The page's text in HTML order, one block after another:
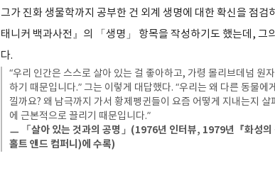
그가 진화 생물학까지 공부한 건 외계 생명에 대한 확신을 점
태니커 백과사전』의 「생명」 항목을 작성하기도 했는데, 그
다.
“우리 인간은 스스로 살아 있는 걸 좋아하고, 가령 몰리브데넘 원
하기 때문입니다.” 그는 이렇게 대답했다. “우리는 왜 다른 동물
낄까요? 왜 남극까지 가서 황제펭귄들이 요즘 어떻게 지내는지
에 근본적으로 끌리기 때문입니다.”
ㅡ 「살아 있는 것과의 공명」(1976년 인터뷰, 1979년『화
홀트 앤드 컴퍼니)에 수록)